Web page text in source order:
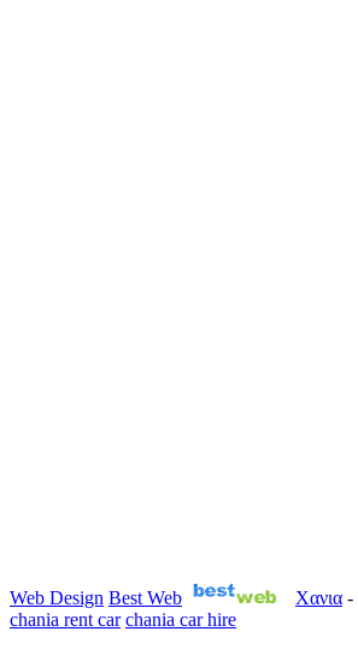
Web Design Best Web Χανια -
chania rent car chania car hire